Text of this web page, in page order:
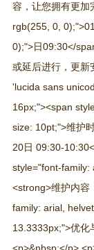
容，让您拥有更加
rgb(255, 0,
0);">日09:30</
或延后进行，更新
'lucida sans
16px;"><span
size: 10pt;">维护
20日 09:30-
style="font-family:
<strong>维护内容
family: arial,
13.3333px;">优化